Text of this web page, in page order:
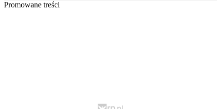
Promowane treści